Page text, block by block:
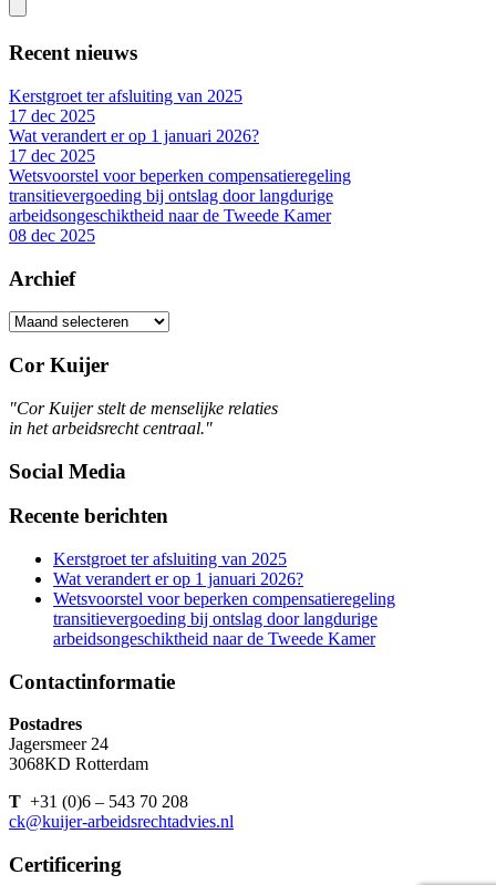
Recent nieuws
Kerstgroet ter afsluiting van 2025
17 dec 2025
Wat verandert er op 1 januari 2026?
17 dec 2025
Wetsvoorstel voor beperken compensatieregeling
transitievergoeding bij ontslag door langdurige
arbeidsongeschiktheid naar de Tweede Kamer
08 dec 2025
Archief
Archief
Cor Kuijer
"Cor Kuijer stelt de menselijke relaties
in het arbeidsrecht centraal."
Social Media
Recente berichten
Kerstgroet ter afsluiting van 2025
Wat verandert er op 1 januari 2026?
Wetsvoorstel voor beperken compensatieregeling
transitievergoeding bij ontslag door langdurige
arbeidsongeschiktheid naar de Tweede Kamer
Contactinformatie
Postadres
Jagersmeer 24
3068KD Rotterdam
T +31 (0)6 – 543 70 208
ck@kuijer-arbeidsrechtadvies.nl
Certificering